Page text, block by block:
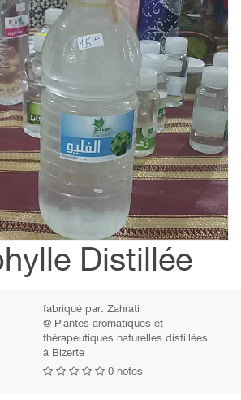
Distillée
fabriqué par:Zahrati
@ Plantes aromatiques et
thérapeutiques naturelles distillées
à Bizerte
0 notes